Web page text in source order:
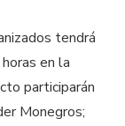
tendrá
en la
participarán
Monegros;